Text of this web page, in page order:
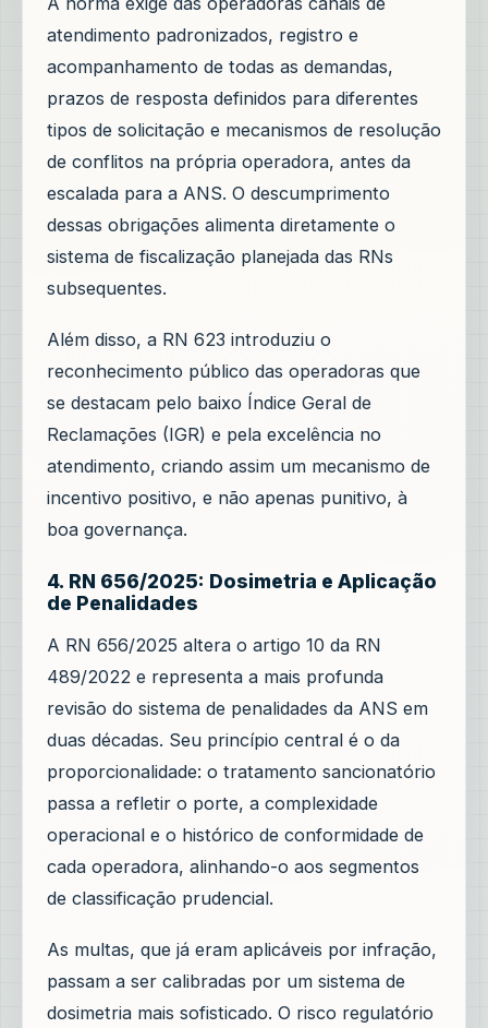
atendimento padronizados, registro e
acompanhamento de todas as demandas,
prazos de resposta definidos para diferentes
tipos de solicitação e mecanismos de resolução
de conflitos na própria operadora, antes da
escalada para a ANS. O descumprimento
dessas obrigações alimenta diretamente o
sistema de fiscalização planejada das RNs
subsequentes.
Além disso, a RN 623 introduziu o
reconhecimento público das operadoras que
se destacam pelo baixo Índice Geral de
Reclamações (IGR) e pela excelência no
atendimento, criando assim um mecanismo de
incentivo positivo, e não apenas punitivo, à
boa governança.
4. RN 656/2025: Dosimetria e Aplicação
de Penalidades
A RN 656/2025 altera o artigo 10 da RN
489/2022 e representa a mais profunda
revisão do sistema de penalidades da ANS em
duas décadas. Seu princípio central é o da
proporcionalidade: o tratamento sancionatório
passa a refletir o porte, a complexidade
operacional e o histórico de conformidade de
cada operadora, alinhando-o aos segmentos
de classificação prudencial.
As multas, que já eram aplicáveis por infração,
passam a ser calibradas por um sistema de
dosimetria mais sofisticado. O risco regulatório